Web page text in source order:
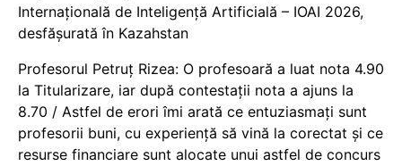
Internațională de Inteligență Artificială – IOAI 2026,
desfășurată în Kazahstan
Profesorul Petruț Rizea: O profesoară a luat nota 4.90
la Titularizare, iar după contestații nota a ajuns la
8.70 / Astfel de erori îmi arată ce entuziasmați sunt
profesorii buni, cu experiență să vină la corectat și ce
resurse financiare sunt alocate unui astfel de concurs